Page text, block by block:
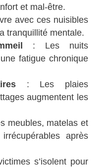
et mal-être.
avec ces nuisibles
tranquillité mentale.
: Les nuits
fatigue chronique
: Les plaies
augmentent les
meubles, matelas et
après
s’isolent pour